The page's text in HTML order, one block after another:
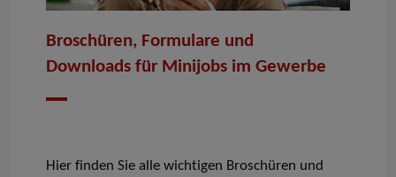
Broschüren, Formulare und
Downloads für Minijobs im Gewerbe
Hier finden Sie alle wichtigen Broschüren und